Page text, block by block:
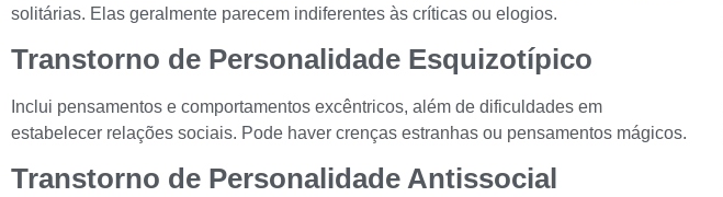
solitárias. Elas geralmente parecem indiferentes às críticas ou elogios.
Transtorno de Personalidade Esquizotípico
Inclui pensamentos e comportamentos excêntricos, além de dificuldades em
estabelecer relações sociais. Pode haver crenças estranhas ou pensamentos mágicos.
Transtorno de Personalidade Antissocial